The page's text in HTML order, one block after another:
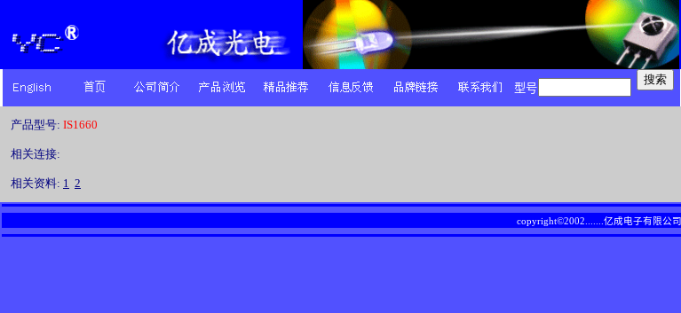
型号
产品型号: IS1660
相关连接:
相关资料: 1 2
copyright©2002....... 亿成电子有限公司